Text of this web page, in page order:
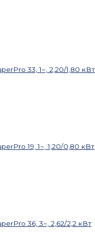
33, 1~, 2,20/1,80 кВт
19, 1~, 1,20/0,80 кВт
36, 3~, 2,62/2,2 кВт